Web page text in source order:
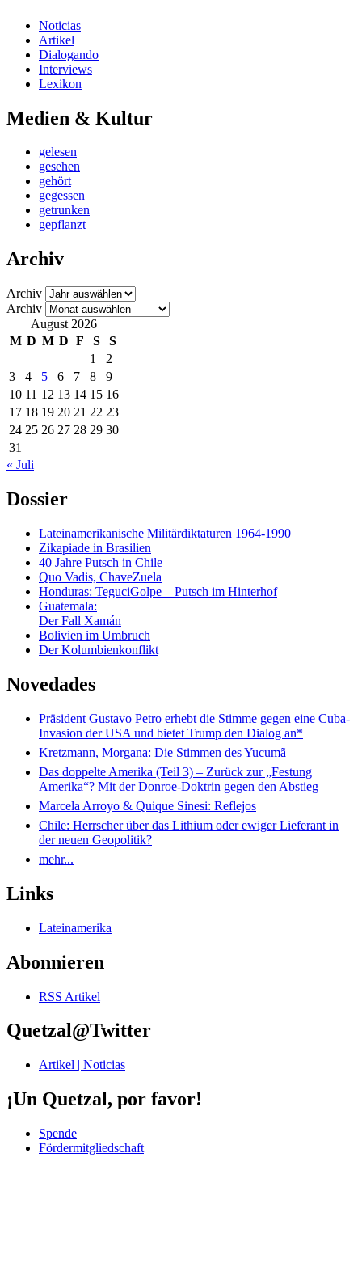
Noticias
Artikel
Dialogando
Interviews
Lexikon
Medien & Kultur
gelesen
gesehen
gehört
gegessen
getrunken
gepflanzt
Archiv
Archiv
Archiv
August 2026
M D M D F S
S
1
2
3
4 5 6 7 8
9
10 11 12 13 14 15 16
17 18 19 20 21 22 23
24 25 26 27 28 29 30
31
« Juli
Dossier
Lateinamerikanische Militärdiktaturen 1964-1990
Zikapiade in Brasilien
40 Jahre Putsch in Chile
Quo Vadis, ChaveZuela
Honduras: TeguciGolpe – Putsch im Hinterhof
Guatemala:
Der Fall Xamán
Bolivien im Umbruch
Der Kolumbienkonflikt
Novedades
Präsident Gustavo Petro erhebt die Stimme gegen eine Cuba-
Invasion der USA und bietet Trump den Dialog an*
Kretzmann, Morgana: Die Stimmen des Yucumã
Das doppelte Amerika (Teil 3) – Zurück zur „Festung
Amerika“? Mit der Donroe-Doktrin gegen den Abstieg
Marcela Arroyo & Quique Sinesi: Reflejos
Chile: Herrscher über das Lithium oder ewiger Lieferant in
der neuen Geopolitik?
mehr...
Links
Lateinamerika
Abonnieren
RSS Artikel
Quetzal@Twitter
Artikel | Noticias
¡Un Quetzal, por favor!
Spende
Fördermitgliedschaft